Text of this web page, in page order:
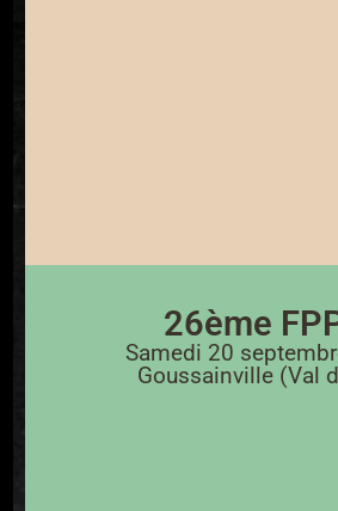
26ème
Samedi 20
Goussainville (Val